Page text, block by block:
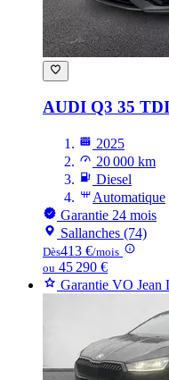
AUDI Q3 35
2025
20 000 km
Diesel
Automatique
Garantie 24 mois
Sallanches (74)
Dès413 €/mois
ou 45 290 €
Garantie VO Jean